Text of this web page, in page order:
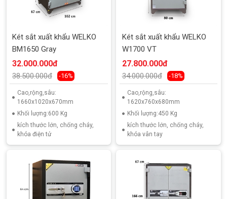
Két sắt xuất khẩu WELKO
BM1650 Gray
32.000.000đ
38.500.000đ -16%
Cao,rộng,sâu:
1660x1020x670mm
Khối lượng:600 Kg
kích thước lớn, chống cháy,
khóa điện tử
Két sắt xuất khẩu WELKO
W1700 VT
27.800.000đ
34.000.000đ -18%
Cao,rộng,sâu:
1620x760x680mm
Khối lượng:450 Kg
kích thước lớn, chống cháy,
khóa vân tay